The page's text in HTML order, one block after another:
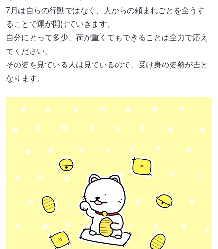
7月は自らの行動ではなく、人からの頼まれごとを全うす
ることで運が開けていきます。
自分にとって多少、荷が重くてもできることは全力で応え
てください。
その姿を見ている人は見ているので、受け身の姿勢が吉と
なります。